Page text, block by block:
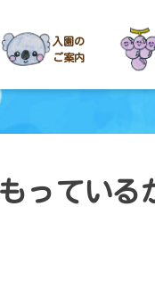
入園の
ご案内
っている